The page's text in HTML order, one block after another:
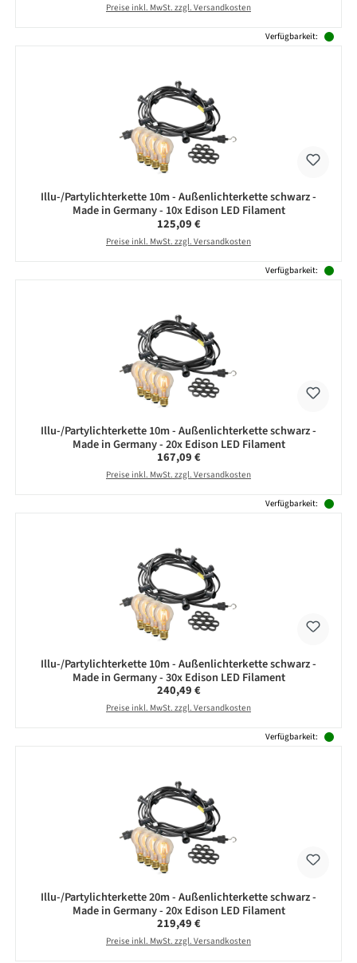
Preise inkl. MwSt. zzgl. Versandkosten
Verfügbarkeit:
Illu-/Partylichterkette 10m - Außenlichterkette schwarz -
Made in Germany - 10x Edison LED Filament
Regulärer Preis:
125,09 €
Preise inkl. MwSt. zzgl. Versandkosten
Verfügbarkeit:
Illu-/Partylichterkette 10m - Außenlichterkette schwarz -
Made in Germany - 20x Edison LED Filament
Regulärer Preis:
167,09 €
Preise inkl. MwSt. zzgl. Versandkosten
Verfügbarkeit:
Illu-/Partylichterkette 10m - Außenlichterkette schwarz -
Made in Germany - 30x Edison LED Filament
Regulärer Preis:
240,49 €
Preise inkl. MwSt. zzgl. Versandkosten
Verfügbarkeit:
Illu-/Partylichterkette 20m - Außenlichterkette schwarz -
Made in Germany - 20x Edison LED Filament
Regulärer Preis:
219,49 €
Preise inkl. MwSt. zzgl. Versandkosten